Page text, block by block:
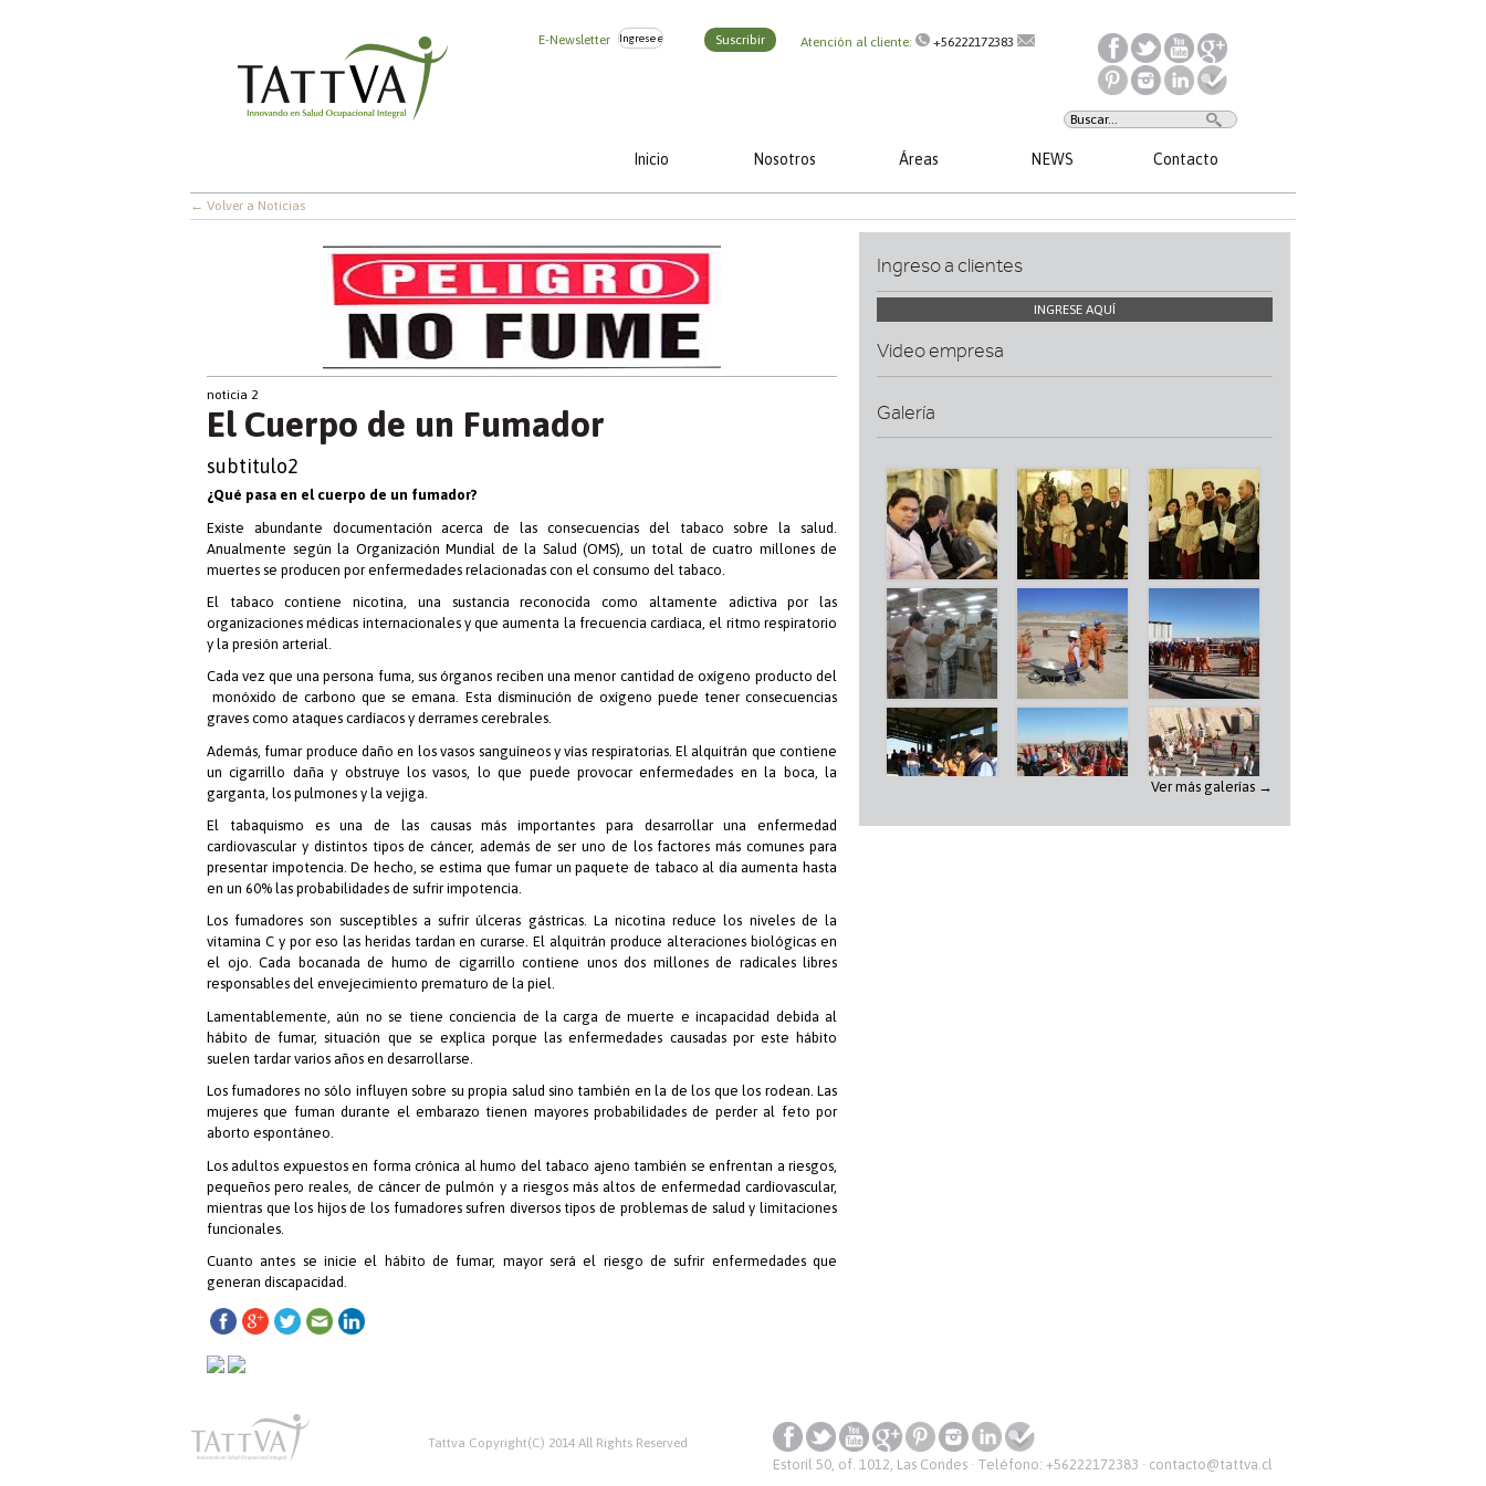
E-Newsletter Suscribir Atención al cliente: +56222172383
Inicio Nosotros Áreas NEWS Contacto
← Volver a Noticias
noticia 2
El Cuerpo de un Fumador
subtitulo2
¿Qué pasa en el cuerpo de un fumador?
Existe abundante documentación acerca de las consecuencias del tabaco sobre la salud.
Anualmente según la Organización Mundial de la Salud (OMS), un total de cuatro millones de
muertes se producen por enfermedades relacionadas con el consumo del tabaco.
El tabaco contiene nicotina, una sustancia reconocida como altamente adictiva por las
organizaciones médicas internacionales y que aumenta la frecuencia cardiaca, el ritmo respiratorio
y la presión arterial.
Cada vez que una persona fuma, sus órganos reciben una menor cantidad de oxígeno producto del
monóxido de carbono que se emana. Esta disminución de oxígeno puede tener consecuencias
graves como ataques cardíacos y derrames cerebrales.
Además, fumar produce daño en los vasos sanguíneos y vías respiratorias. El alquitrán que contiene
un cigarrillo daña y obstruye los vasos, lo que puede provocar enfermedades en la boca, la
garganta, los pulmones y la vejiga.
El tabaquismo es una de las causas más importantes para desarrollar una enfermedad
cardiovascular y distintos tipos de cáncer, además de ser uno de los factores más comunes para
presentar impotencia. De hecho, se estima que fumar un paquete de tabaco al día aumenta hasta
en un 60% las probabilidades de sufrir impotencia.
Los fumadores son susceptibles a sufrir úlceras gástricas. La nicotina reduce los niveles de la
vitamina C y por eso las heridas tardan en curarse. El alquitrán produce alteraciones biológicas en
el ojo. Cada bocanada de humo de cigarrillo contiene unos dos millones de radicales libres
responsables del envejecimiento prematuro de la piel.
Lamentablemente, aún no se tiene conciencia de la carga de muerte e incapacidad debida al
hábito de fumar, situación que se explica porque las enfermedades causadas por este hábito
suelen tardar varios años en desarrollarse.
Los fumadores no sólo influyen sobre su propia salud sino también en la de los que los rodean. Las
mujeres que fuman durante el embarazo tienen mayores probabilidades de perder al feto por
aborto espontáneo.
Los adultos expuestos en forma crónica al humo del tabaco ajeno también se enfrentan a riesgos,
pequeños pero reales, de cáncer de pulmón y a riesgos más altos de enfermedad cardiovascular,
mientras que los hijos de los fumadores sufren diversos tipos de problemas de salud y limitaciones
funcionales.
Cuanto antes se inicie el hábito de fumar, mayor será el riesgo de sufrir enfermedades que
generan discapacidad.
Ingreso a clientes
INGRESE AQUÍ
Video empresa
Galería
Ver más galerías →
Tattva Copyright(C) 2014 All Rights Reserved
Estoril 50, of. 1012, Las Condes · Teléfono:+56222172383 · contacto@tattva.cl